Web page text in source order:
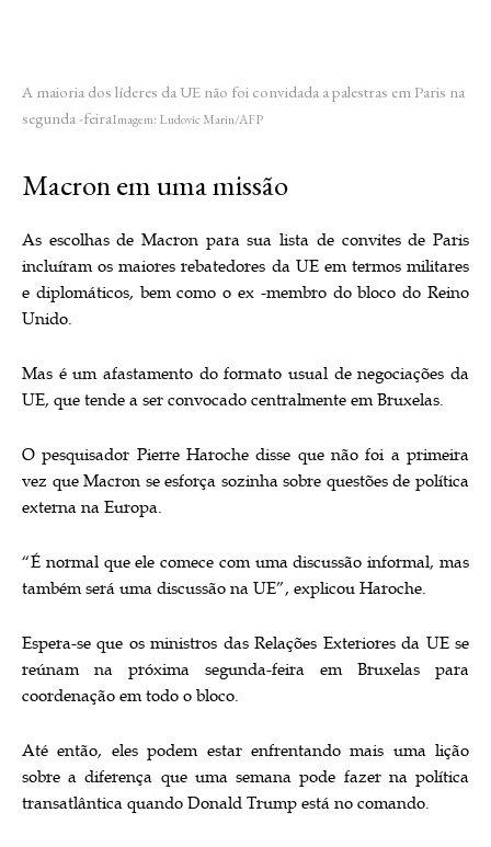
A maioria dos líderes da UE não foi convidada a palestras em Paris na
segunda -feiraImagem: Ludovic Marin/AFP
Macron em uma missão
As escolhas de Macron para sua lista de convites de Paris
incluíram os maiores rebatedores da UE em termos militares
e diplomáticos, bem como o ex -membro do bloco do Reino
Unido.
Mas é um afastamento do formato usual de negociações da
UE, que tende a ser convocado centralmente em Bruxelas.
O pesquisador Pierre Haroche disse que não foi a primeira
vez que Macron se esforça sozinha sobre questões de política
externa na Europa.
“É normal que ele comece com uma discussão informal, mas
também será uma discussão na UE”, explicou Haroche.
Espera-se que os ministros das Relações Exteriores da UE se
reúnam na próxima segunda-feira em Bruxelas para
coordenação em todo o bloco.
Até então, eles podem estar enfrentando mais uma lição
sobre a diferença que uma semana pode fazer na política
transatlântica quando Donald Trump está no comando.